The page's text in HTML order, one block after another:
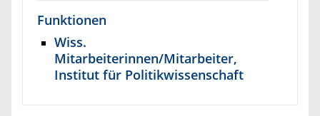
Funktionen
Wiss.
Mitarbeiterinnen/Mitarbeiter,
Institut für Politikwissenschaft